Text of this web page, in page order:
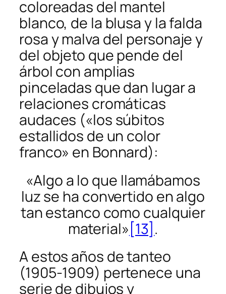
coloreadas del mantel
blanco, de la blusa y la falda
rosa y malva del personaje y
del objeto que pende del
árbol con amplias
pinceladas que dan lugar a
relaciones cromáticas
audaces («los súbitos
estallidos de un color
franco» en Bonnard):
«Algo a lo que llamábamos
luz se ha convertido en algo
tan estanco como cualquier
material» [13] .
A estos años de tanteo
(1905-1909) pertenece una
serie de dibujos y